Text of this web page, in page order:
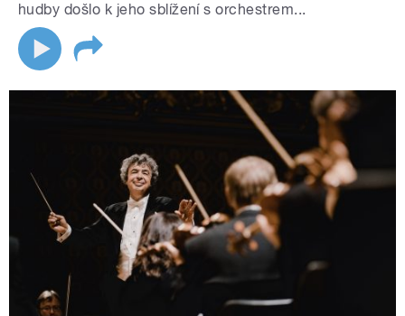
hudby došlo k jeho sblížení s orchestrem...